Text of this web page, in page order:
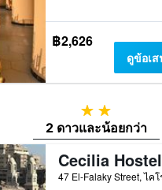
฿2,626
ดูข้อเ
2 ดาว
2 ดาวและน้อยกว่า
Cecilia Hostel